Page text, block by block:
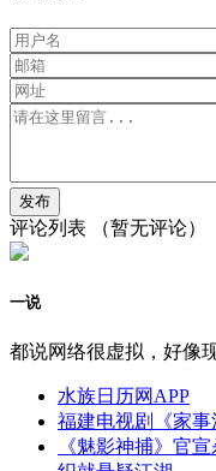
评论列表 （暂无评论）
一说
都说网络很虚拟，好像
水族日历网APP
福建电视剧《家
《魅影神捕》官